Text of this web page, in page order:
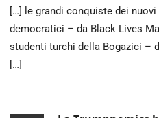
[…] le grandi conquiste dei
democratici – da Black Lives
studenti turchi della Bogazici –
[…]